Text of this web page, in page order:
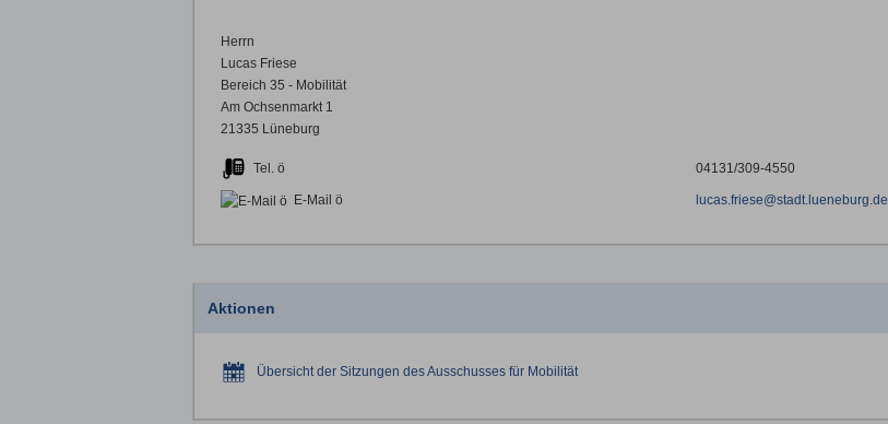
Herrn
Lucas Friese
Bereich 35 - Mobilität
Am Ochsenmarkt 1
21335 Lüneburg
Tel. ö 04131/309-4550
E-Mail ö lucas.friese@stadt.lueneburg.de
Aktionen
Übersicht der Sitzungen des Ausschusses für Mobilität